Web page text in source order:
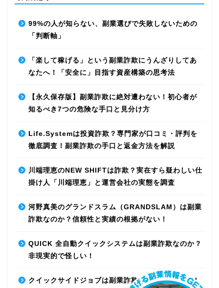
99%の人が知らない、副業選びで失敗しないための
「判断軸」
「楽して稼げる」という副業詐欺にうんざりしてあ
なたへ！「安全に」目指す資産構築の思考法
【永久保存版】副業詐欺に絶対遭わない！初心者が
知るべき7つの危険な手口と見分け方
Life.Systemは投資詐欺？専門家が口コミ・評判を
徹底調査！副業詐欺の手口と返金方法を解説
川端理恵のNEW SHIFTは詐欺？実在すら疑わしい仕
掛け人「川端理恵」と運営会社の実態を調査
河野真美のグランドスラム（GRANDSLAM）は副業
詐欺なのか？信頼性と実績の根拠がない！
QUICK 全自動クイックシステムは副業詐欺なのか？
非現実的で怪しい！
クイックサイドジョブは副業詐欺なのか？最先端AI